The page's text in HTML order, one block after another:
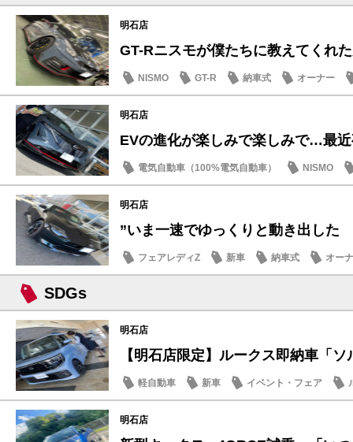
明石店
GT-Rニスモが僕たちに教えてくれ
NISMO GT-R 納車式 オーナー
明石店
EVの進化が楽しみで楽しみで…最
電気自動車（100%電気自動車） NISMO
明石店
”いま一速でゆっくりと動き出した
フェアレディZ 新車 納車式 オー
SDGs
明石店
【明石店限定】ルークス即納車「
軽自動車 新車 イベント・フェア
明石店